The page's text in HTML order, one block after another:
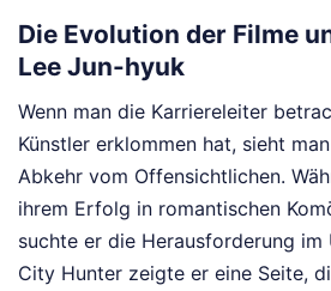
Die Evolution der Filme
Lee Jun-hyuk
Wenn man die Karriereleiter
Künstler erklommen hat, sieht
Abkehr vom Offensichtlichen.
ihrem Erfolg in romantischen
suchte er die Herausforderung im
City Hunter zeigte er eine Seite,